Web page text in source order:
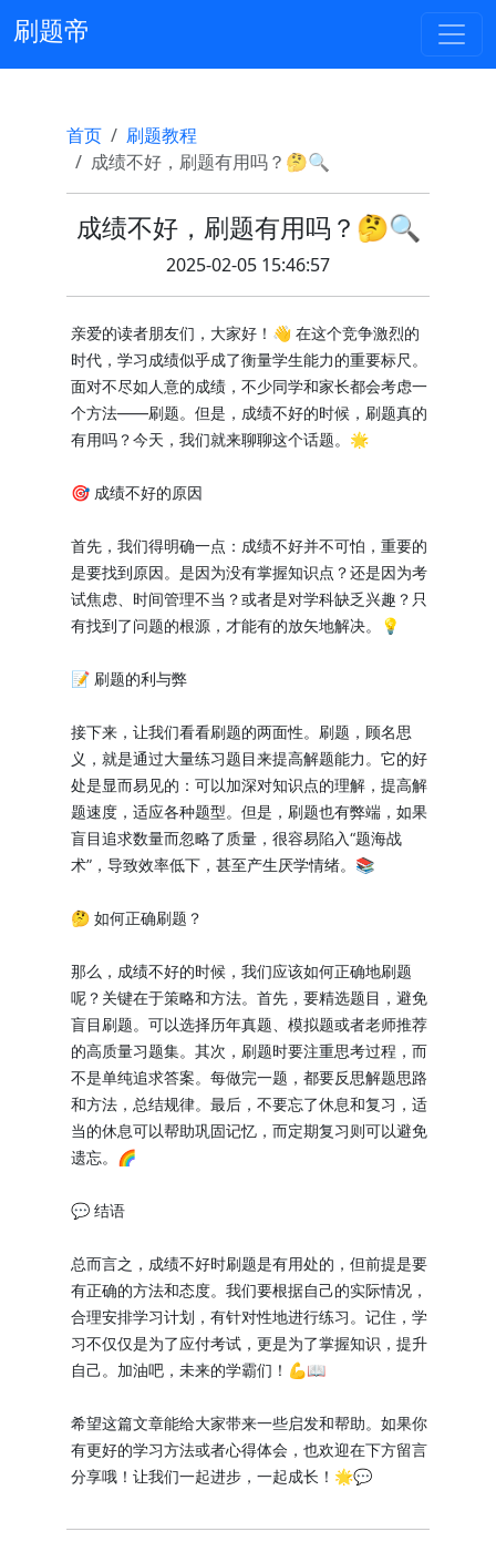
刷题帝
首页
刷题教程
成绩不好，刷题有用吗？🤔🔍
成绩不好，刷题有用吗？🤔🔍
2025-02-05 15:46:57
亲爱的读者朋友们，大家好！👋 在这个竞争激烈的
时代，学习成绩似乎成了衡量学生能力的重要标尺。
面对不尽如人意的成绩，不少同学和家长都会考虑一
个方法——刷题。但是，成绩不好的时候，刷题真的
有用吗？今天，我们就来聊聊这个话题。🌟
🎯 成绩不好的原因
首先，我们得明确一点：成绩不好并不可怕，重要的
是要找到原因。是因为没有掌握知识点？还是因为考
试焦虑、时间管理不当？或者是对学科缺乏兴趣？只
有找到了问题的根源，才能有的放矢地解决。💡
📝 刷题的利与弊
接下来，让我们看看刷题的两面性。刷题，顾名思
义，就是通过大量练习题目来提高解题能力。它的好
处是显而易见的：可以加深对知识点的理解，提高解
题速度，适应各种题型。但是，刷题也有弊端，如果
盲目追求数量而忽略了质量，很容易陷入“题海战
术”，导致效率低下，甚至产生厌学情绪。📚
🤔 如何正确刷题？
那么，成绩不好的时候，我们应该如何正确地刷题
呢？关键在于策略和方法。首先，要精选题目，避免
盲目刷题。可以选择历年真题、模拟题或者老师推荐
的高质量习题集。其次，刷题时要注重思考过程，而
不是单纯追求答案。每做完一题，都要反思解题思路
和方法，总结规律。最后，不要忘了休息和复习，适
当的休息可以帮助巩固记忆，而定期复习则可以避免
遗忘。🌈
💬 结语
总而言之，成绩不好时刷题是有用处的，但前提是要
有正确的方法和态度。我们要根据自己的实际情况，
合理安排学习计划，有针对性地进行练习。记住，学
习不仅仅是为了应付考试，更是为了掌握知识，提升
自己。加油吧，未来的学霸们！💪📖
希望这篇文章能给大家带来一些启发和帮助。如果你
有更好的学习方法或者心得体会，也欢迎在下方留言
分享哦！让我们一起进步，一起成长！🌟💬